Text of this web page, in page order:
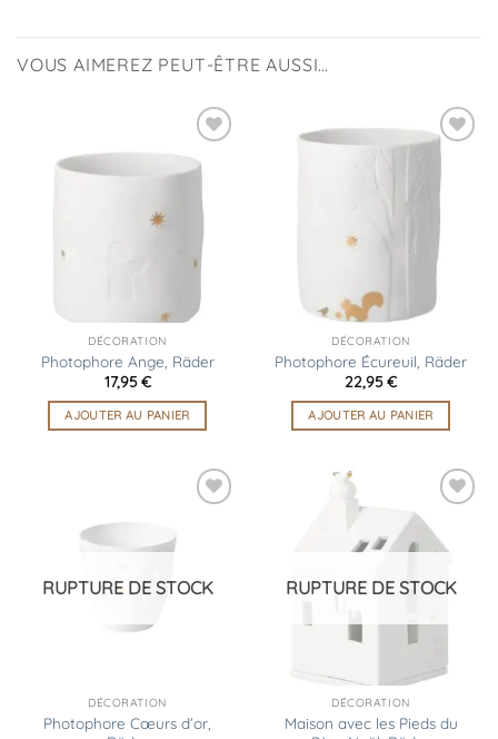
VOUS AIMEREZ PEUT-ÊTRE AUSSI…
Ajouter
à la
d’envies
DÉCORATION
Photophore Ange, Räder
17,95€
AJOUTER AU PANIER
liste
DÉCORATION
Photophore Écureuil, Räder
22,95€
AJOUTER AU PANIER
RUPTURE DE STOCK
DÉCORATION
Photophore Cœurs d’or,
Ajouter
à la
liste
RUPTURE DE STOCK
DÉCORATION
Maison avec les Pieds du